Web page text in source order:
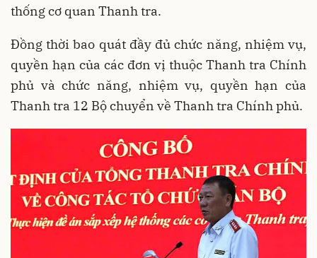
thống cơ quan Thanh tra.
Đồng thời bao quát đầy đủ chức năng, nhiệm vụ,
quyền hạn của các đơn vị thuộc Thanh tra Chính
phủ và chức năng, nhiệm vụ, quyền hạn của
Thanh tra 12 Bộ chuyển về Thanh tra Chính phủ.